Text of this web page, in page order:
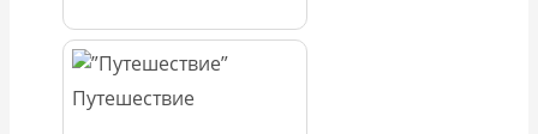
Путешествие